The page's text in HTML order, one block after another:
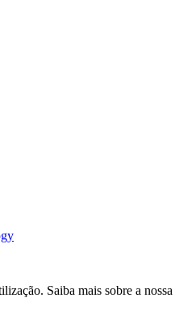
Saiba mais sobre a nossa